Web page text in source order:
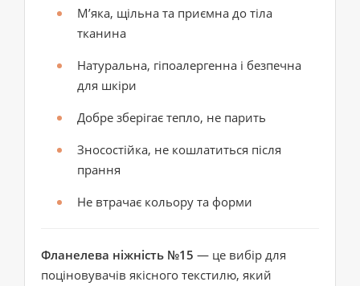
М’яка, щільна та приємна до тіла
тканина
Натуральна, гіпоалергенна і безпечна
для шкіри
Добре зберігає тепло, не парить
Зносостійка, не кошлатиться після
прання
Не втрачає кольору та форми
Фланелева ніжність №15 — це вибір для
поціновувачів якісного текстилю, який